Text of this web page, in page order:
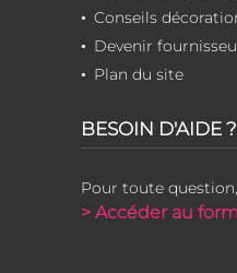
Conseils
Devenir
Plan du site
BESOIN D'AIDE ?
Pour toute
> Accéder au